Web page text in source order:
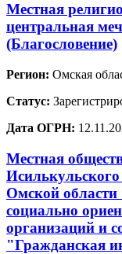
Местная
центральная
(Благословение)
Регион: Омская
Статус:
Дата ОГРН:
Местная
Омской
социально
организаций и
"Гражданская